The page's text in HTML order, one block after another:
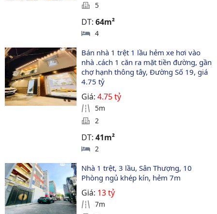
5
DT:64m²
4
Bán nhà 1 trệt 1 lầu hẻm xe hơi vào
nhà .cách 1 căn ra mặt tiền đường, gần
chợ hạnh thông tây, Đường Số 19, giá
4.75 tỷ
Giá:4.75 tỷ
5m
2
DT:41m²
2
Nhà 1 trệt, 3 lầu, Sân Thượng, 10
Phòng ngủ khép kín, hẻm 7m
Giá: 13 tỷ
7m